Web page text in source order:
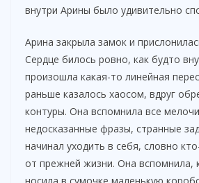
внутри Арины было удивительно
Арина закрыла замок и
Сердце билось ровно, как будто
произошла какая-то линейная
раньше казалось хаосом, вдруг
контуры. Она вспомнила все
недосказанные фразы, странные
начинал уходить в себя, словно
от прежней жизни. Она вспомнила,
носила в сумочке маленькую